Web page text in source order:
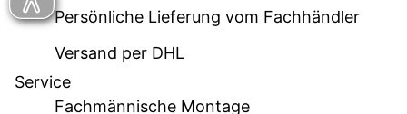
Persönliche Lieferung vom Fachhändler
Versand per DHL
Service
Fachmännische Montage